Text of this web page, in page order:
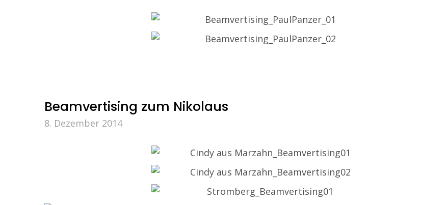
Beamvertising zum Nikolaus
8. Dezember 2014